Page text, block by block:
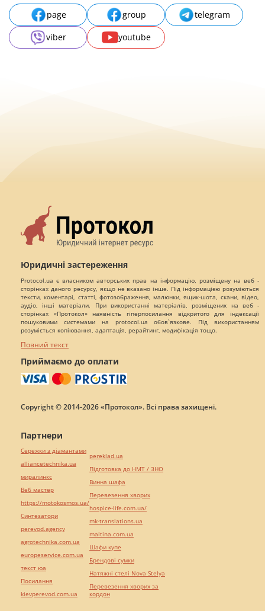
page group
telegram
viber
youtube
Юридичні застереження
Protocol.ua є власником авторських прав на інформацію, розміщену на веб -
сторінках даного ресурсу, якщо не вказано інше. Під інформацією розуміються
тексти, коментарі, статті, фотозображення, малюнки, ящик-шота, скани, відео,
аудіо, інші матеріали. При використанні матеріалів, розміщених на веб -
сторінках «Протокол» наявність гіперпосилання відкритого для індексації
пошуковими системами на protocol.ua обов`язкове. Під використанням
розуміється копіювання, адаптація, рерайтинг, модифікація тощо.
Повний текст
Приймаємо до оплати
Copyright © 2014-2026 «Протокол». Всі права захищені.
Партнери
Сережки з діамантами
alliancetechnika.ua
миралинкс
Веб мастер
https://motokosmos.ua/
Синтезатори
perevod.agency
agrotechnika.com.ua
europeservice.com.ua
текст юа
Посилання
kievperevod.com.ua
pereklad.ua
Підготовка до НМТ / ЗНО
Винна шафа
Перевезення хворих
hospice-life.com.ua/
mk-translations.ua
maltina.com.ua
Шафи купе
Брендові сумки
Натяжні стелі Nova Stelya
Перевезення хворих за
кордон